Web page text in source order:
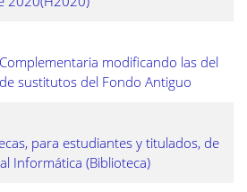
modificando las del
sustitutos del Fondo Antiguo
para estudiantes y titulados, de
Informática (Biblioteca)